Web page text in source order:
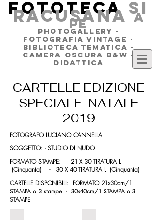
FOTOTECA SI
RACUSANAa
pe
PHOTOGALLERY -
FOTOGRAFIA VINTAGE -
BIBLIOTECA TEMATICA -
CAMERA OSCURA B&W -
DIDATTICA
CARTELLE EDIZIONE
SPECIALE NATALE
2019
FOTOGRAFO LUCIANO CANNELLA
SOGGETTO: - STUDIO DI NUDO
FORMATO STAMPE: 21 X 30 TIRATURA L
(Cinquanta) - 30 X 40 TIRATURA L (Cinquanta)
CARTELLE DISPONIBILI: FORMATO 21x30cm/1
STAMPA o 3 stampe - 30x40cm/1 STAMPA o 3
STAMPE